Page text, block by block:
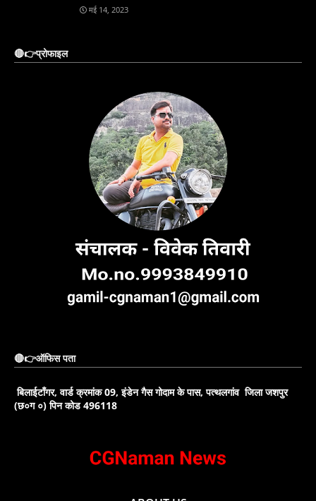
मई 14, 2023
🔴👉प्रोफाइल
🔴👉ऑफिस पता
बिलाईटाँगर, वार्ड क्रमांक 09, इंडेन गैस गोदाम के पास, पत्थलगांव जिला जशपुर
(छ०ग ०) पिन कोड 496118